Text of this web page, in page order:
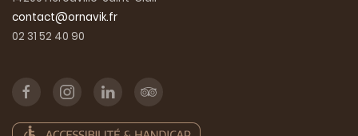
contact@ornavik.fr
02 31 52 40 90